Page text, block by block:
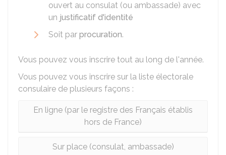
ouvert au consulat (ou ambassade) avec
un justificatif d'identité
Soit par procuration.
Vous pouvez vous inscrire tout au long de l'année.
Vous pouvez vous inscrire sur la liste électorale
consulaire de plusieurs façons :
En ligne (par le registre des Français établis
hors de France)
Sur place (consulat, ambassade)